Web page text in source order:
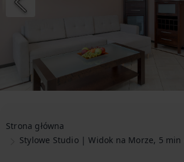
Strona główna
Stylowe Studio | Widok na Morze, 5 min